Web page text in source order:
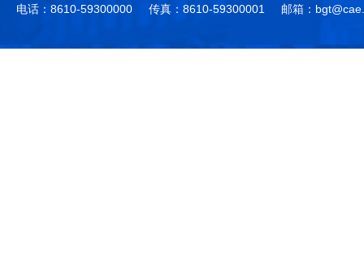
电话：8610-59300000
传真：8610-59300001 邮箱：